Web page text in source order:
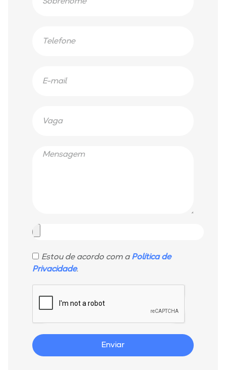
Estou de acordo com a Política de
Privacidade.
Enviar